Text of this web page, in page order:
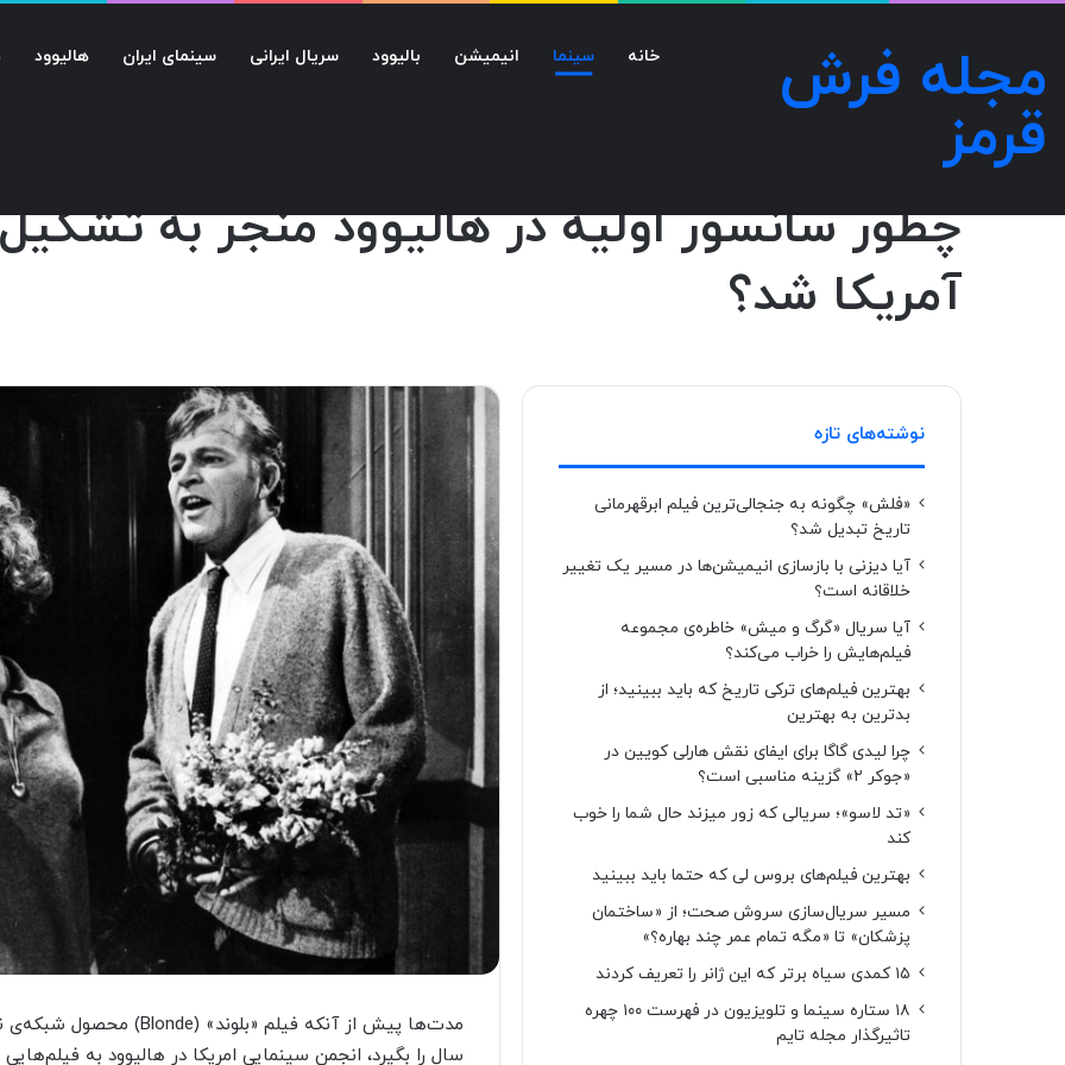
مجله فرش
قرمز
خانه سینما انیمیشن بالیوود سریال ایرانی سینمای ایران هالیوود
سینما
چطور سانسور اولیه در هالیوود منجر به
آمریکا شد؟
نوشته‌های تازه
«فلش» چگونه به جنجالی‌ترین فیلم ابرقهرمانی
تاریخ تبدیل شد؟
آیا دیزنی با بازسازی انیمیشن‌ها در مسیر یک تغییر
خلاقانه است؟
آیا سریال «گرگ و میش» خاطره‌ی مجموعه‌
فیلم‌هایش را خراب می‌کند؟
بهترین فیلم‌های ترکی تاریخ که باید ببینید؛ از
بدترین به بهترین
چرا لیدی گاگا برای ایفای نقش هارلی کویین در
«جوکر ۲» گزینه مناسبی است؟
«تد لاسو»؛ سریالی که زور میزند حال شما را خوب
کند
بهترین فیلم‌های بروس لی که حتما باید ببینید
مسیر سریال‌سازی سروش صحت؛ از «ساختمان
پزشکان» تا «مگه تمام عمر چند بهاره؟»
۱۵ کمدی سیاه برتر که این ژانر را تعریف کردند
۱۸ ستاره‌ سینما و تلویزیون در فهرست ۱۰۰ چهره
تاثیرگذار مجله تایم